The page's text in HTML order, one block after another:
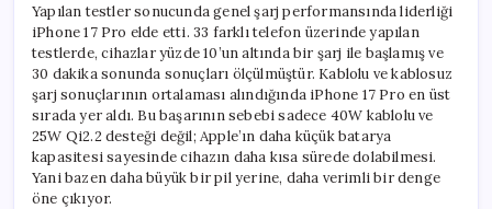
Yapılan testler sonucunda genel şarj performansında liderliği
iPhone 17 Pro elde etti. 33 farklı telefon üzerinde yapılan
testlerde, cihazlar yüzde 10’un altında bir şarj ile başlamış ve
30 dakika sonunda sonuçları ölçülmüştür. Kablolu ve kablosuz
şarj sonuçlarının ortalaması alındığında iPhone 17 Pro en üst
sırada yer aldı. Bu başarının sebebi sadece 40W kablolu ve
25W Qi2.2 desteği değil; Apple’ın daha küçük batarya
kapasitesi sayesinde cihazın daha kısa sürede dolabilmesi.
Yani bazen daha büyük bir pil yerine, daha verimli bir denge
öne çıkıyor.